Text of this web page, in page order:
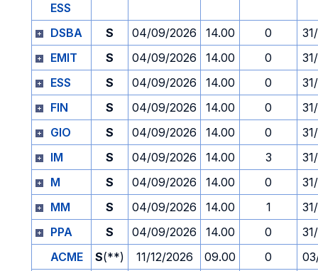
ESS
DSBA S 04/09/2026 14.00 0
EMIT
S 04/09/2026 14.00 0
ESS
S 04/09/2026 14.00 0
FIN
S 04/09/2026 14.00 0
GIO
S 04/09/2026 14.00 0
IM
S 04/09/2026 14.00 3
M
S 04/09/2026 14.00 0
MM
S 04/09/2026 14.00 1
PPA
S 04/09/2026 14.00 0
ACME
S(**) 11/12/2026 09.00 0